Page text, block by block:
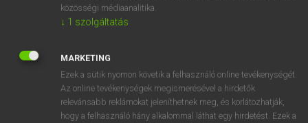
OOOOPS!
SZOTAR.NET APPLIKÁCIÓ
közösségi médiaanalitika.
↓ 1 szolgáltatás
MARKETING
Ezek a sütik nyomon követik a felhasználó online tevékenységét.
Az online tevékenységek megismerésével a hirdetők
relevánsabb reklámokat jeleníthetnek meg, és korlátozhatják,
hogy a felhasználó hány alkalommal láthat egy hirdetést. Ezek a